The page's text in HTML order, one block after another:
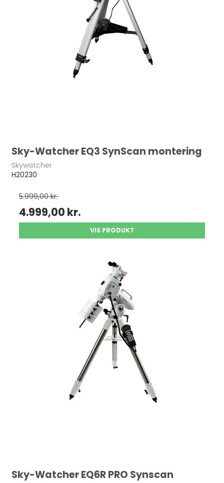
Sky-Watcher EQ3 SynScan montering
Skywatcher
H20230
5.999,00 kr.
4.999,00 kr.
VIS PRODUKT
Sky-Watcher EQ6R PRO Synscan